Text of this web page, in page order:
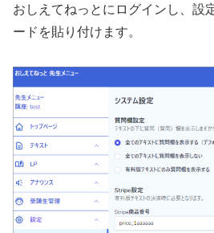
おしえてねっとにログインし、設
ードを貼り付けます。